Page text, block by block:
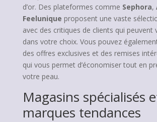
d’or. Des plateformes comme Sephora,
Feelunique proposent une vaste
avec des critiques de clients qui peuvent
dans votre choix. Vous pouvez
des offres exclusives et des remises
qui vous permet d’économiser tout en
votre peau.
Magasins spécialisés
marques tendances